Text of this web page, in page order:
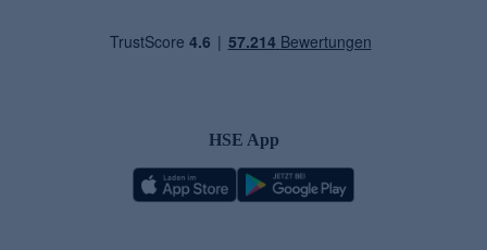
HSE App